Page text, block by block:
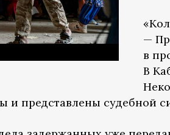
—
в
В
и представлены судебной